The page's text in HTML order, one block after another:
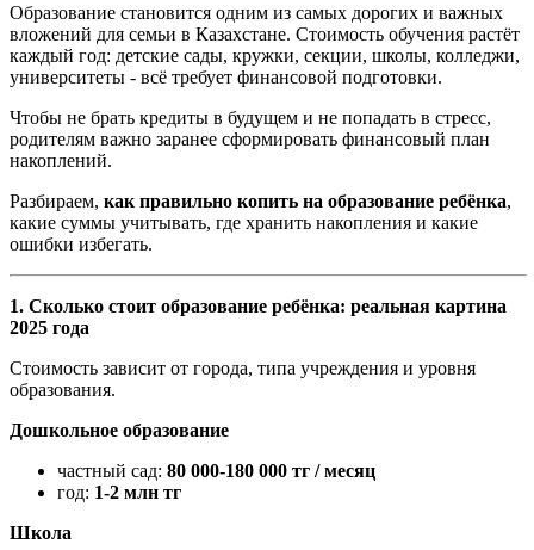
Образование становится одним из самых дорогих и важных
вложений для семьи в Казахстане. Стоимость обучения растёт
каждый год: детские сады, кружки, секции, школы, колледжи,
университеты - всё требует финансовой подготовки.
Чтобы не брать кредиты в будущем и не попадать в стресс,
родителям важно заранее сформировать финансовый план
накоплений.
Разбираем, как правильно копить на образование ребёнка,
какие суммы учитывать, где хранить накопления и какие
ошибки избегать.
1. Сколько стоит образование ребёнка: реальная картина
2025 года
Стоимость зависит от города, типа учреждения и уровня
образования.
Дошкольное образование
частный сад: 80 000-180 000 тг / месяц
год: 1-2 млн тг
Школа